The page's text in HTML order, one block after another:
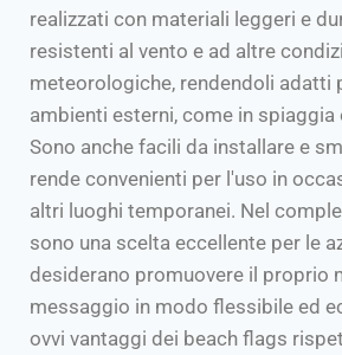
realizzati con materiali leggeri e
resistenti al vento e ad altre
meteorologiche, rendendoli adatti
ambienti esterni, come in spiaggia
Sono anche facili da installare e
rende convenienti per l'uso in
altri luoghi temporanei. Nel
sono una scelta eccellente per le
desiderano promuovere il proprio
messaggio in modo flessibile ed
ovvi vantaggi dei beach flags